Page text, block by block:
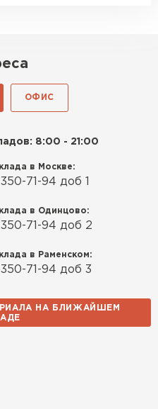
ОФИС
8:00 - 21:00
в Москве:
71-94 доб 1
в Одинцово:
71-94 доб 2
в Раменском:
71-94 доб 3
НА БЛИЖАЙШЕМ